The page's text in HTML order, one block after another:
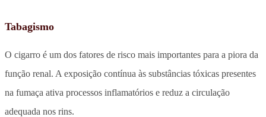
Tabagismo
O cigarro é um dos fatores de risco mais importantes para a piora da
função renal. A exposição contínua às substâncias tóxicas presentes
na fumaça ativa processos inflamatórios e reduz a circulação
adequada nos rins.